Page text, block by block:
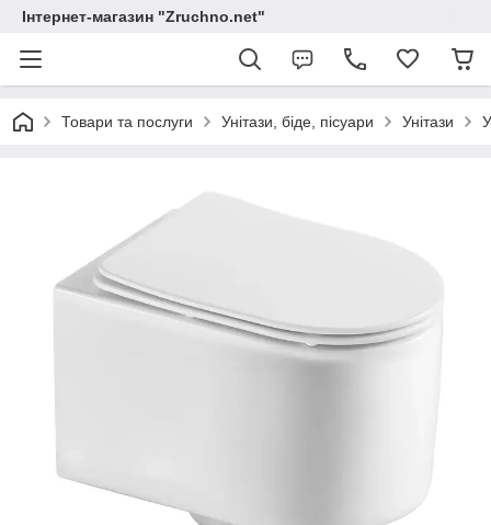
Інтернет-магазин "Zruchno.net"
Товари та послуги Унітази, біде, пісуари Унітази